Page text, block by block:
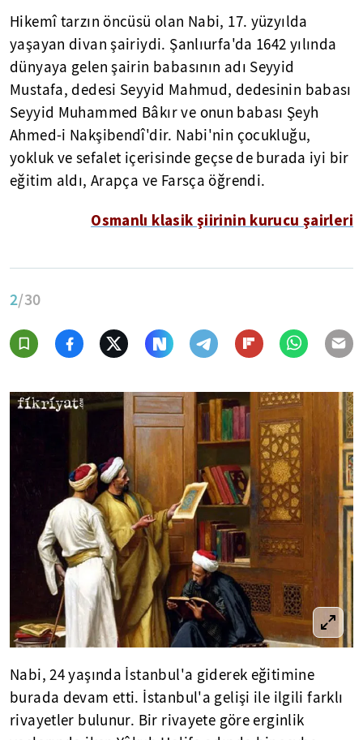
Hikemî tarzın öncüsü olan Nabi, 17. yüzyılda
yaşayan divan şairiydi. Şanlıurfa'da 1642 yılında
dünyaya gelen şairin babasının adı Seyyid
Mustafa, dedesi Seyyid Mahmud, dedesinin babası
Seyyid Muhammed Bâkır ve onun babası Şeyh
Ahmed-i Nakşibendî'dir. Nabi'nin çocukluğu,
yokluk ve sefalet içerisinde geçse de burada iyi bir
eğitim aldı, Arapça ve Farsça öğrendi.
Osmanlı klasik şiirinin kurucu şairleri
2/30
Nabi, 24 yaşında İstanbul'a giderek eğitimine
burada devam etti. İstanbul'a gelişi ile ilgili farklı
rivayetler bulunur. Bir rivayete göre erginlik